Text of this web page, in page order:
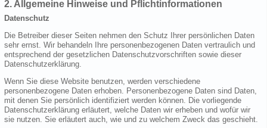
2. Allgemeine Hinweise und Pflichtinformationen
Datenschutz
Die Betreiber dieser Seiten nehmen den Schutz Ihrer persönlichen Daten
sehr ernst. Wir behandeln Ihre personenbezogenen Daten vertraulich und
entsprechend der gesetzlichen Datenschutzvorschriften sowie dieser
Datenschutzerklärung.
Wenn Sie diese Website benutzen, werden verschiedene
personenbezogene Daten erhoben. Personenbezogene Daten sind Daten,
mit denen Sie persönlich identifiziert werden können. Die vorliegende
Datenschutzerklärung erläutert, welche Daten wir erheben und wofür wir
sie nutzen. Sie erläutert auch, wie und zu welchem Zweck das geschieht.